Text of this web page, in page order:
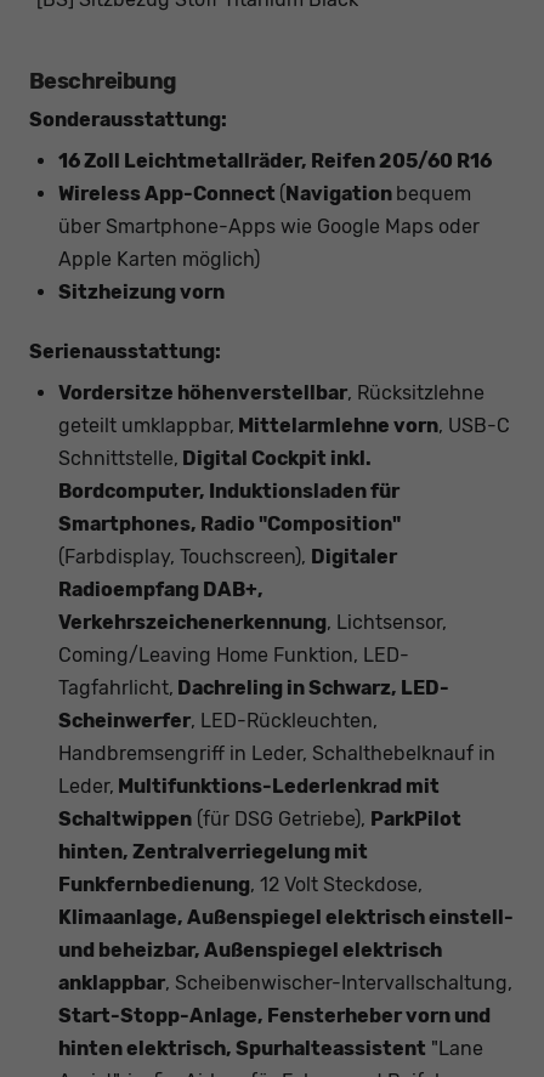
Beschreibung
Sonderausstattung:
16 Zoll Leichtmetallräder, Reifen 205/60 R16
Wireless App-Connect ( Navigation bequem
über Smartphone-Apps wie Google Maps oder
Apple Karten möglich)
Sitzheizung vorn
Serienausstattung:
Vordersitze höhenverstellbar, Rücksitzlehne
geteilt umklappbar, Mittelarmlehne vorn, USB-C
Schnittstelle, Digital Cockpit inkl.
Bordcomputer, Induktionsladen für
Smartphones, Radio "Composition"
(Farbdisplay, Touchscreen), Digitaler
Radioempfang DAB+,
Verkehrszeichenerkennung, Lichtsensor,
Coming/Leaving Home Funktion, LED-
Tagfahrlicht, Dachreling in Schwarz, LED-
Scheinwerfer, LED-Rückleuchten,
Handbremsengriff in Leder, Schalthebelknauf in
Leder, Multifunktions-Lederlenkrad mit
Schaltwippen (für DSG Getriebe), ParkPilot
hinten, Zentralverriegelung mit
Funkfernbedienung, 12 Volt Steckdose,
Klimaanlage, Außenspiegel elektrisch einstell-
und beheizbar, Außenspiegel elektrisch
anklappbar, Scheibenwischer-Intervallschaltung,
Start-Stopp-Anlage, Fensterheber vorn und
hinten elektrisch, Spurhalteassistent "Lane